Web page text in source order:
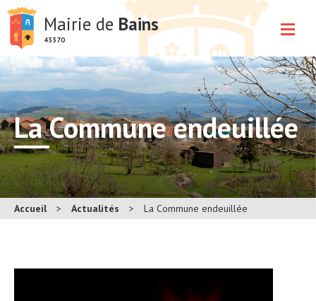
Mairie de Bains
43370
La Commune endeuillée
Accueil > Actualités > La Commune endeuillée